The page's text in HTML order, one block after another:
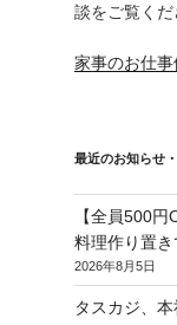
談をご覧くだ
家事のお仕
最近のお知らせ
【全員500
料理作り置き
2026年8月5日
タスカジ、